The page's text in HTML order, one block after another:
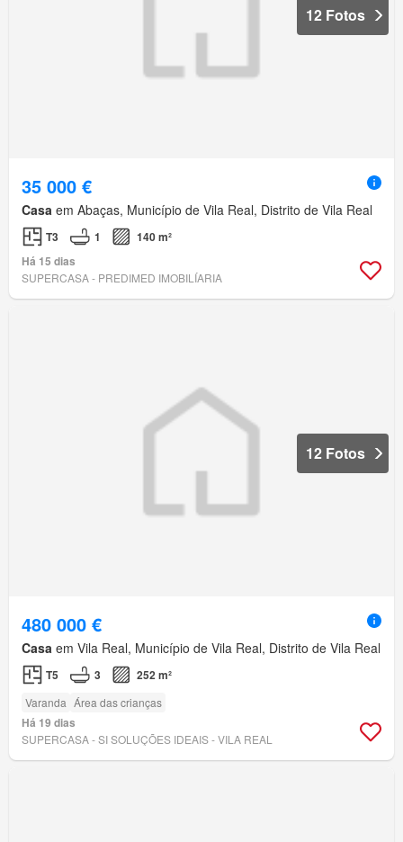
12 Fotos
35 000 €
Casa em Abaças, Município de Vila Real, Distrito de Vila Real
T3 1
140 m²
Há 15 dias
SUPERCASA - PREDIMED IMOBILÍARIA
12 Fotos
480 000 €
Casa em Vila Real, Município de Vila Real, Distrito de Vila Real
T5 3 252 m²
Varanda Área das crianças
Há 19 dias
SUPERCASA - SI SOLUÇÕES IDEAIS - VILA REAL